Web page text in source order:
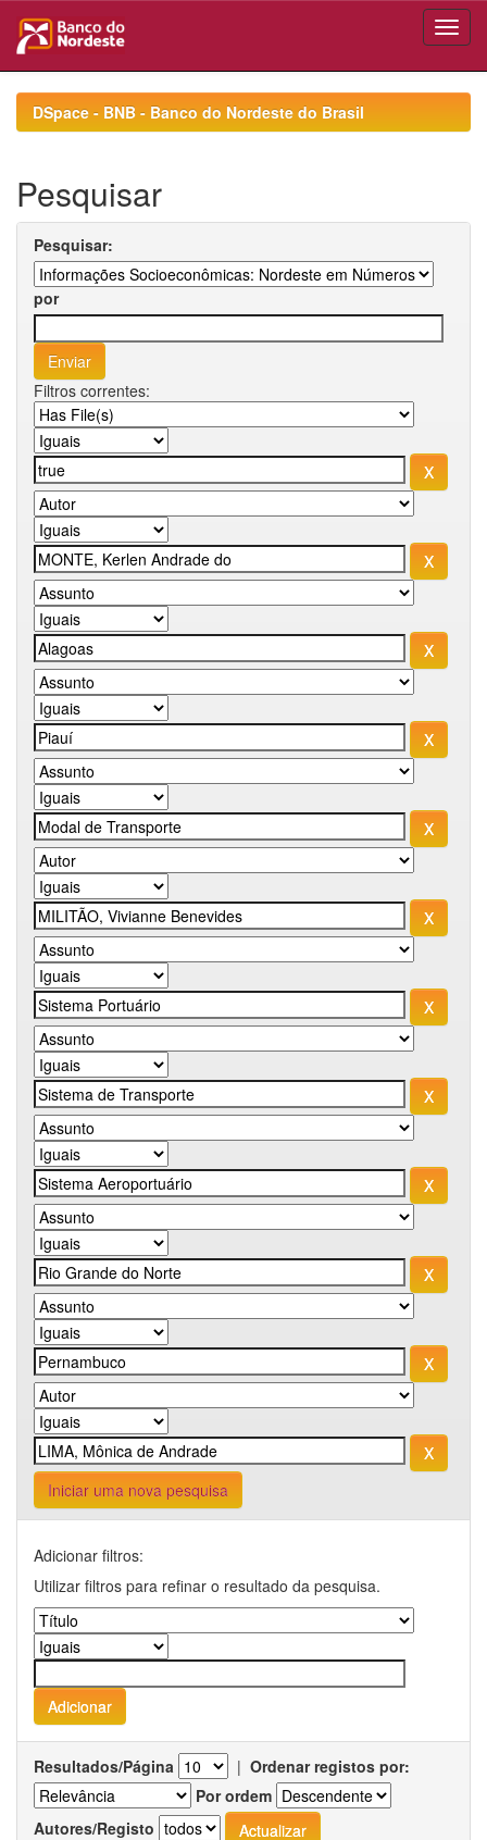
navigationDSpace - BNB - Banco do Nordeste do Brasil
Pesquisar
Pesquisar:
por
Filtros correntes:
Iniciar uma nova pesquisa
Adicionar filtros:
Utilizar filtros para refinar o resultado da pesquisa.
Resultados/Página | Ordenar registos por:
Por ordem
Autores/Registo